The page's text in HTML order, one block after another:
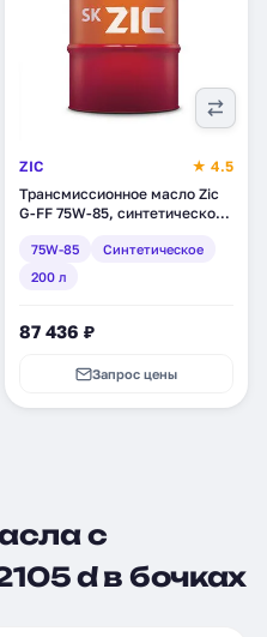
ZIC
★ 4.5
Трансмиссионное масло Zic
G-FF 75W-85, синтетическое,
75W-85
Синтетическое
200 л
87 436 ₽
Запрос цены
с
d в бочках